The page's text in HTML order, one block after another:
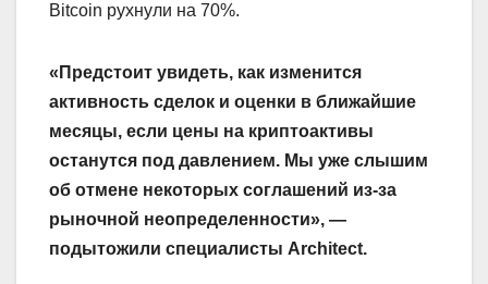
Bitcoin рухнули на 70%.
«Предстоит увидеть, как изменится
активность сделок и оценки в ближайшие
месяцы, если цены на криптоактивы
останутся под давлением. Мы уже слышим
об отмене некоторых соглашений из-за
рыночной неопределенности», —
подытожили специалисты Architect.